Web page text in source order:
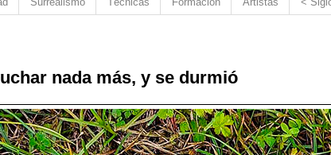
nada más, y se durmió